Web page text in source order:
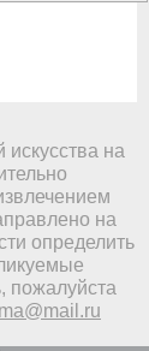
на
на
определить
пожалуйста